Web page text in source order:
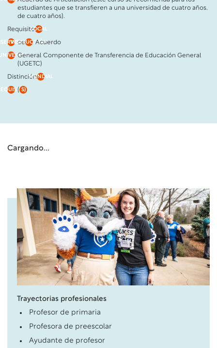
estudiantes que se transfieren a una universidad de cuatro años.
de cuatro años).
RequisitoLOCAL
de
INSTRUCCIÓNAcuerdo
General Componente de Transferencia de Educación General
(UGETC)
DistinciónMUNDIAL
( S)
Cargando...
Trayectorias profesionales
Profesor de primaria
Profesora de preescolar
Ayudante de profesor